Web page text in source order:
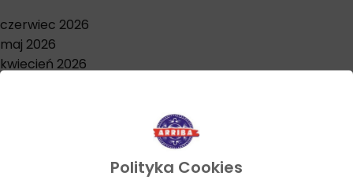
Polityka Cookies
czerwiec 2026
maj 2026
kwiecień 2026